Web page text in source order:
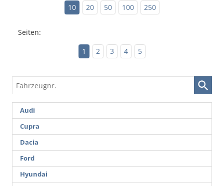
10
20 50 100 250
Seiten:
1
2 3 4 5
Fahrzeugnr.
Audi
Cupra
Dacia
Ford
Hyundai